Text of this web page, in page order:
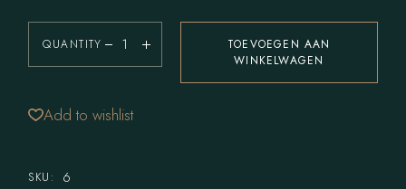
QUANTITY
TOEVOEGEN AAN
WINKELWAGEN
Add to wishlist
SKU: 6